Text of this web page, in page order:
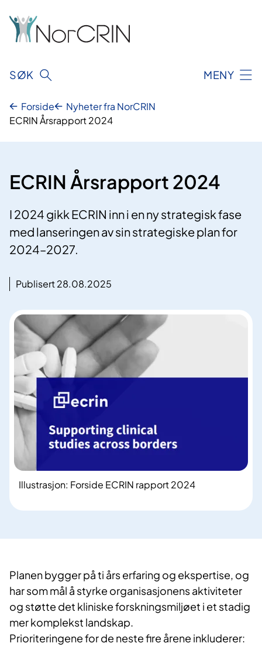
innhold
SØK MENY
Forside
Nyheter fra NorCRIN
ECRIN Årsrapport 2024
ECRIN Årsrapport 2024
I 2024 gikk ECRIN inn i en ny strategisk fase
med lanseringen av sin strategiske plan for
2024–2027.
Publisert 28.08.2025
Illustrasjon: Forside ECRIN rapport 2024
Planen bygger på ti års erfaring og ekspertise, og
har som mål å styrke organisasjonens aktiviteter
og støtte det kliniske forskningsmiljøet i et stadig
mer komplekst landskap.
Prioriteringene for de neste fire årene inkluderer: